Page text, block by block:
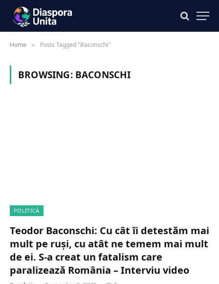
Home » Posts Tagged "Baconschi"
BROWSING: BACONSCHI
POLITICĂ
Teodor Baconschi: Cu cât îi detestăm mai
mult pe ruși, cu atât ne temem mai mult
de ei. S-a creat un fatalism care
paralizează România – Interviu video